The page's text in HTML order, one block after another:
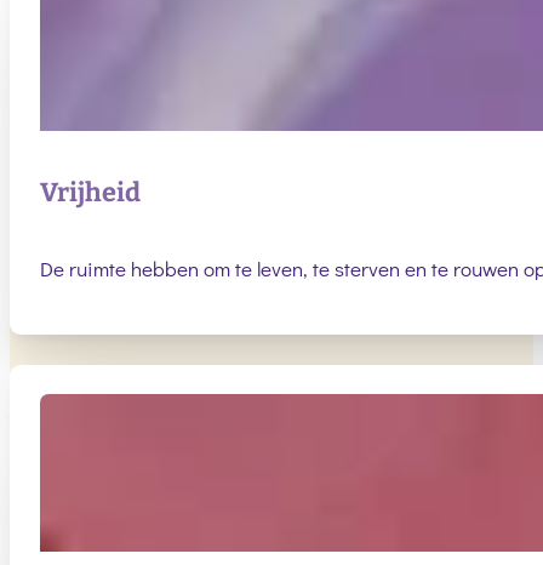
Vrijheid
De ruimte hebben om te leven, te sterven en te rouwen